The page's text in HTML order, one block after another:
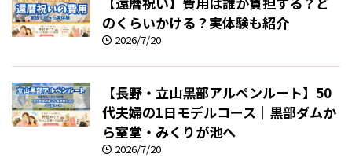
のくらいかける？実体験も紹介
2026/7/20
【長野・立山黒部アルペンルート】50
代夫婦の1日モデルコース｜黒部ダムか
ら室堂・みくりが池へ
2026/7/20